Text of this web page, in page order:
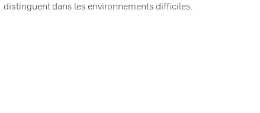
distinguent dans les environnements difficiles.